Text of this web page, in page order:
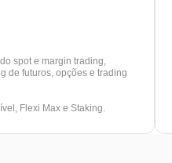
spot e margin trading,
de futuros, opções e trading
Flexi Max e Staking.